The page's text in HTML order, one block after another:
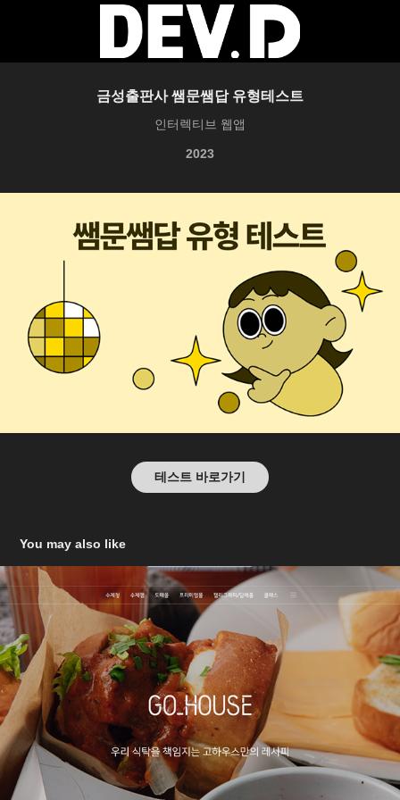
금성출판사 쌤문쌤답 유형테스트
인터렉티브 웹앱
2023
테스트 바로가기
You may also like